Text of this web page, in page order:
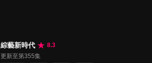
綜藝新時代
8.3
更新至第355集